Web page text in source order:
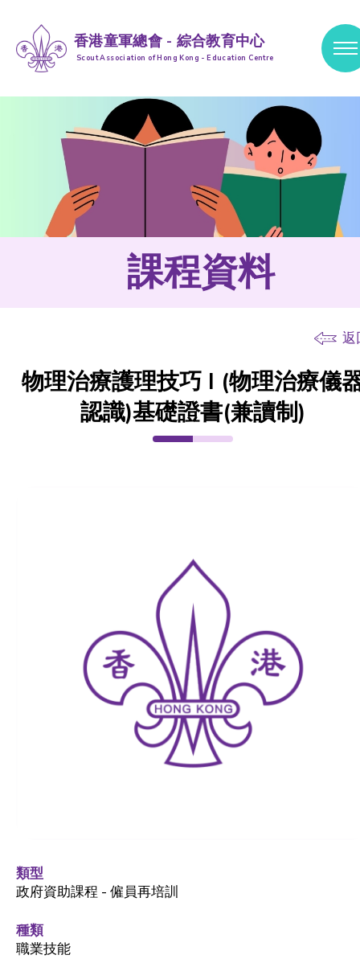
香港童軍總會 - 綜合教育中心
Scout Association of Hong Kong - Education Centre
跳到內容 (按輸入鍵)
課程資料
返
物理治療護理技巧 I (物理治療儀
認識)基礎證書(兼讀制)
類型
政府資助課程 - 僱員再培訓
種類
職業技能